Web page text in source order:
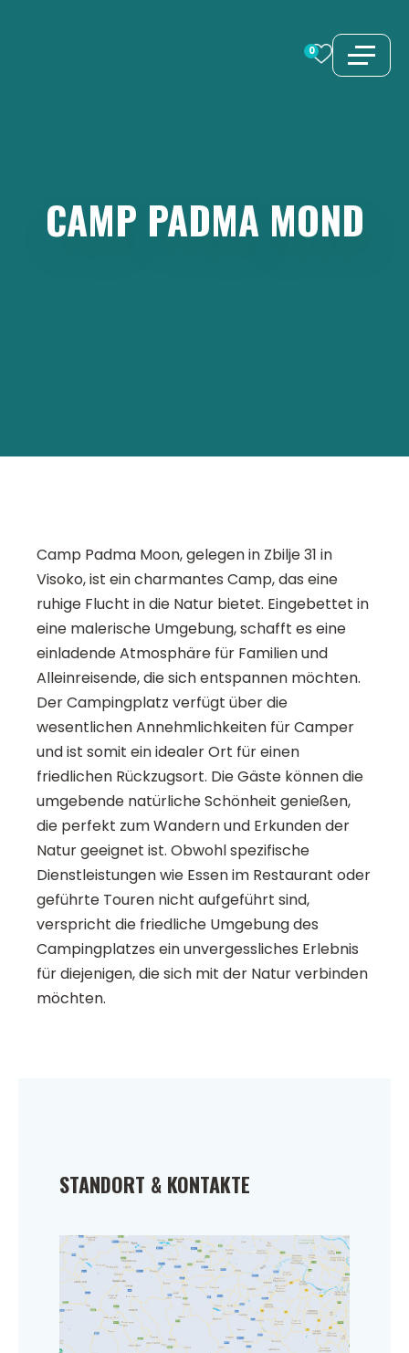
0
CAMP PADMA MOND
Camp Padma Moon, gelegen in Zbilje 31 in
Visoko, ist ein charmantes Camp, das eine
ruhige Flucht in die Natur bietet. Eingebettet in
eine malerische Umgebung, schafft es eine
einladende Atmosphäre für Familien und
Alleinreisende, die sich entspannen möchten.
Der Campingplatz verfügt über die
wesentlichen Annehmlichkeiten für Camper
und ist somit ein idealer Ort für einen
friedlichen Rückzugsort. Die Gäste können die
umgebende natürliche Schönheit genießen,
die perfekt zum Wandern und Erkunden der
Natur geeignet ist. Obwohl spezifische
Dienstleistungen wie Essen im Restaurant oder
geführte Touren nicht aufgeführt sind,
verspricht die friedliche Umgebung des
Campingplatzes ein unvergessliches Erlebnis
für diejenigen, die sich mit der Natur verbinden
möchten.
STANDORT & KONTAKTE